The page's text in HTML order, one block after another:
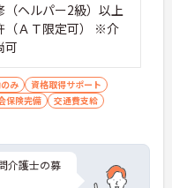
のストレ
マートフォ
業所への移
る体制が
となくチー
す
ヘルパー2級）以上
（ＡＴ限定可） ※介
可
み
資格取得サポート
保険完備
交通費支給
介護士の募